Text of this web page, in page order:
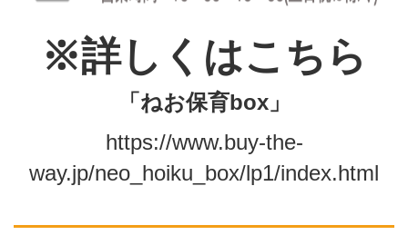
※詳しくはこちら
「ねお保育box」
https://www.buy-the-
way.jp/neo_hoiku_box/lp1/index.html